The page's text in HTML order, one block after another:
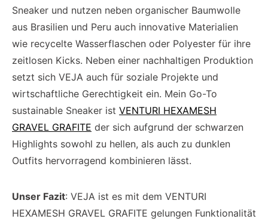
Sneaker und nutzen neben organischer Baumwolle
aus Brasilien und Peru auch innovative Materialien
wie recycelte Wasserflaschen oder Polyester für ihre
zeitlosen Kicks. Neben einer nachhaltigen Produktion
setzt sich VEJA auch für soziale Projekte und
wirtschaftliche Gerechtigkeit ein. Mein Go-To
sustainable Sneaker ist VENTURI HEXAMESH
GRAVEL GRAFITE der sich aufgrund der schwarzen
Highlights sowohl zu hellen, als auch zu dunklen
Outfits hervorragend kombinieren lässt.
Unser Fazit: VEJA ist es mit dem VENTURI
HEXAMESH GRAVEL GRAFITE gelungen Funktionalität